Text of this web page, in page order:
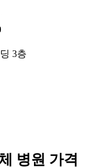
3층
병원 가격